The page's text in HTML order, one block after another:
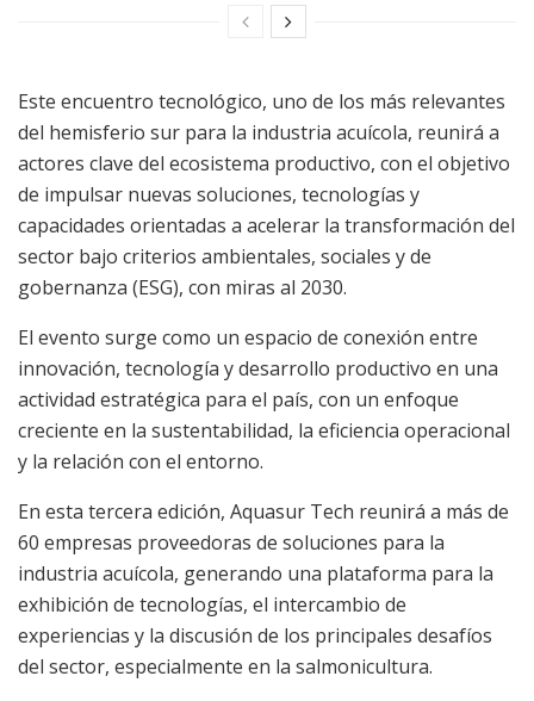
Este encuentro tecnológico, uno de los más relevantes
del hemisferio sur para la industria acuícola, reunirá a
actores clave del ecosistema productivo, con el objetivo
de impulsar nuevas soluciones, tecnologías y
capacidades orientadas a acelerar la transformación del
sector bajo criterios ambientales, sociales y de
gobernanza (ESG), con miras al 2030.
El evento surge como un espacio de conexión entre
innovación, tecnología y desarrollo productivo en una
actividad estratégica para el país, con un enfoque
creciente en la sustentabilidad, la eficiencia operacional
y la relación con el entorno.
En esta tercera edición, Aquasur Tech reunirá a más de
60 empresas proveedoras de soluciones para la
industria acuícola, generando una plataforma para la
exhibición de tecnologías, el intercambio de
experiencias y la discusión de los principales desafíos
del sector, especialmente en la salmonicultura.